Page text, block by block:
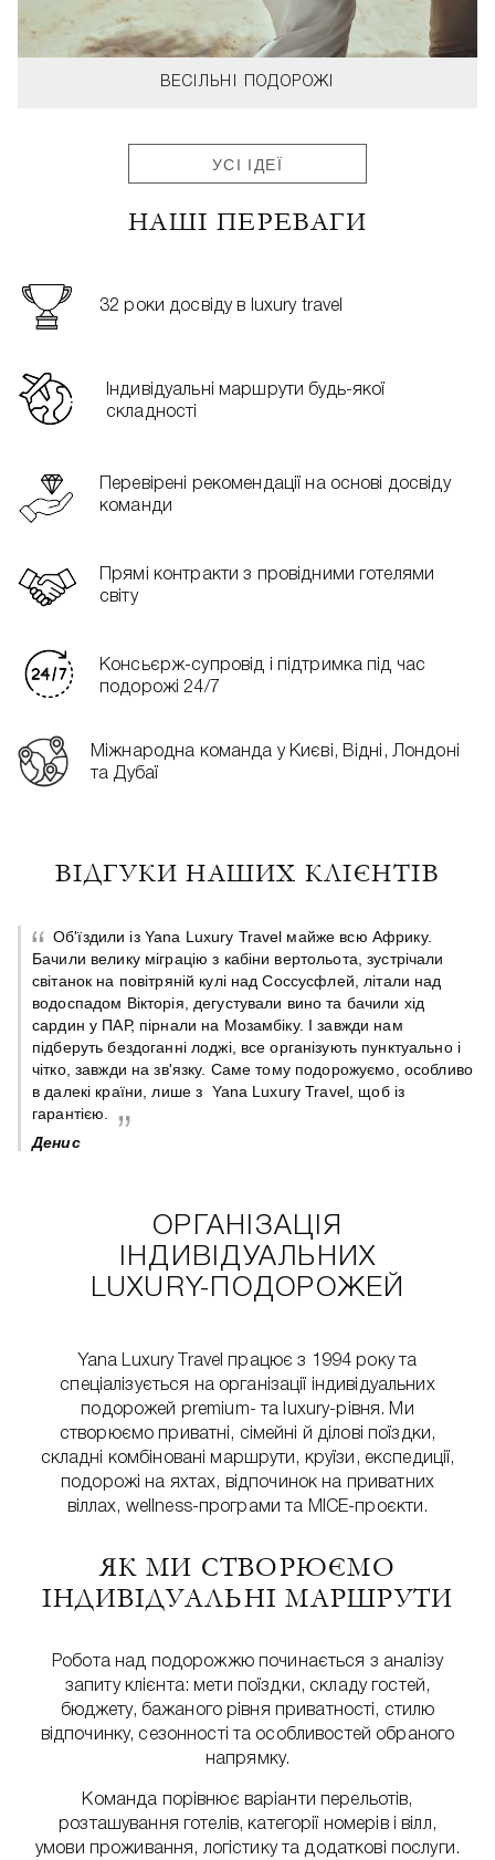
ВЕСІЛЬНІ ПОДОРОЖІ
УСІ ІДЕЇ
НАШІ ПЕРЕВАГИ
32 роки досвіду в luxury travel
Індивідуальні маршрути будь-якої
складності
Перевірені рекомендації на основі досвіду
команди
Прямі контракти з провідними готелями
світу
Консьєрж-супровід і підтримка під час
подорожі 24/7
Міжнародна команда у Києві, Відні, Лондоні
та Дубаї
ВІДГУКИ НАШИХ КЛІЄНТІВ
Об'їздили із Yana Luxury Travel майже всю Африку.
Бачили велику міграцію з кабіни вертольота, зустрічали
світанок на повітряній кулі над Соссусфлей, літали над
водоспадом Вікторія, дегустували вино та бачили хід
сардин у ПАР, пірнали на Мозамбіку. І завжди нам
підберуть бездоганні лоджі, все організують пунктуально і
чітко, завжди на зв'язку. Саме тому подорожуємо, особливо
в далекі країни, лише з Yana Luxury Travel, щоб із
гарантією.
Денис
ОРГАНІЗАЦІЯ
ІНДИВІДУАЛЬНИХ
LUXURY-ПОДОРОЖЕЙ
Yana Luxury Travel працює з 1994 року та
спеціалізується на організації індивідуальних
подорожей premium- та luxury-рівня. Ми
створюємо приватні, сімейні й ділові поїздки,
складні комбіновані маршрути, круїзи, експедиції,
подорожі на яхтах, відпочинок на приватних
віллах, wellness-програми та MICE-проєкти.
ЯК МИ СТВОРЮЄМО
ІНДИВІДУАЛЬНІ МАРШРУТИ
Робота над подорожжю починається з аналізу
запиту клієнта: мети поїздки, складу гостей,
бюджету, бажаного рівня приватності, стилю
відпочинку, сезонності та особливостей обраного
напрямку.
Команда порівнює варіанти перельотів,
розташування готелів, категорії номерів і вілл,
умови проживання, логістику та додаткові послуги.